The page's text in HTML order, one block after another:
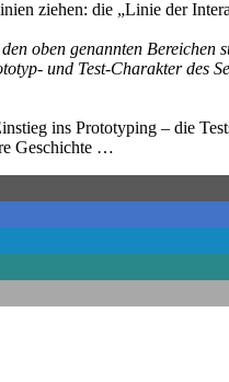
ziehen: die „Linie der
oben genannten
und Test-Charakter des
ins Prototyping – die
Geschichte …